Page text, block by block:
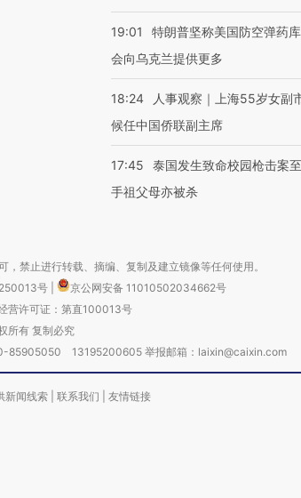
19:01
特朗普坚称美国防空弹药
会向乌克兰提供更多
18:24
人事观察｜上海55岁女副
候任中国侨联副主席
17:45
泰国发生致命校园枪击案
手祖父母亦被杀
禁止进行转载、摘编、复制及建立镜像等任何使用。
号
京公网安备 11010502034662号
营许可证：第直100013号
所有 复制必究
85905050 13195200605 举报邮箱：laixin@caixin.com
新闻线索 联系我们 友情链接